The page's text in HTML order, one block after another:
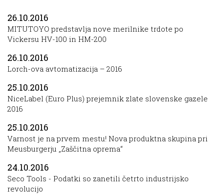
26.10.2016
MITUTOYO predstavlja nove merilnike trdote po
Vickersu HV-100 in HM-200
26.10.2016
Lorch-ova avtomatizacija – 2016
25.10.2016
NiceLabel (Euro Plus) prejemnik zlate slovenske gazele
2016
25.10.2016
Varnost je na prvem mestu! Nova produktna skupina pri
Meusburgerju „Zaščitna oprema“
24.10.2016
Seco Tools - Podatki so zanetili četrto industrijsko
revolucijo